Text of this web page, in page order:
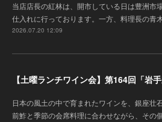
当店店長の紅林は、開市している日は豊洲市
仕入れに行っております。一方、料理長の青
2026.07.20 12:09
日本の風土の中で育まれたワインを、銀座壮
前鮓と季節の会席料理に合わせながら、その